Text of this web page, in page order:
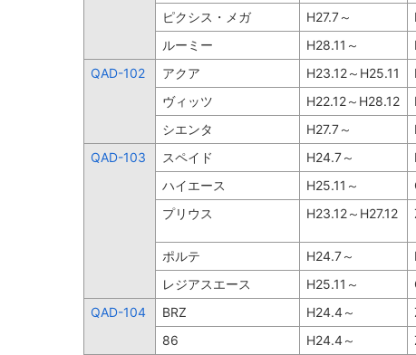
ピクシス・メガ
H27.7～
ルーミー
H28.11～
QAD-102
アクア H23.12～H25.11
ヴィッツ
H22.12～H28.12
シエンタ
H27.7～
QAD-103
スペイド H24.7～
ハイエース
H25.11～
プリウス
H23.12～H27.12
ポルテ
H24.7～
レジアスエース
H25.11～
QAD-104
BRZ H24.4～
86
H24.4～